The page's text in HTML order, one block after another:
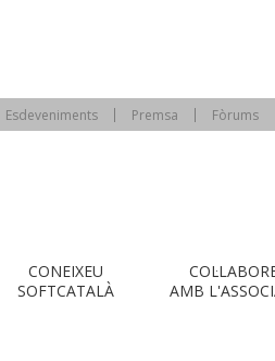
Esdeveniments Premsa Fòrums
CONEIXEU
SOFTCATALÀ
AMB